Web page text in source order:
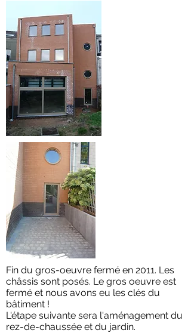
Fin du gros-oeuvre fermé en 2011. Les
châssis sont posés. Le gros oeuvre est
fermé et nous avons eu les clés du
bâtiment !
L'étape suivante sera l'aménagement du
rez-de-chaussée et du jardin.